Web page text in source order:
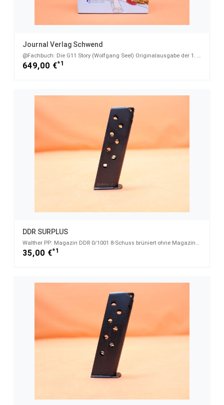
Journal Verlag Schwend
@Fachbuch: Die G11 Story (Wolfgang Seel) Originalausgabe der 1. Auflage 1993
649,00 €*1
DDR SURPLUS
Walther PP: Magazin DDR 0/1001 8-Schuss brüniert ohne Magazinschuh 7,65mmBrowning
35,00 €*1